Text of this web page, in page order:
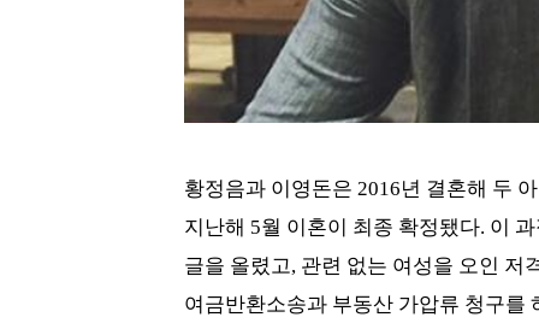
황정음과 이영돈은 2016년 결혼해 두
지난해 5월 이혼이 최종 확정됐다. 이
글을 올렸고, 관련 없는 여성을 오인 저
여금반환소송과 부동산 가압류 청구를